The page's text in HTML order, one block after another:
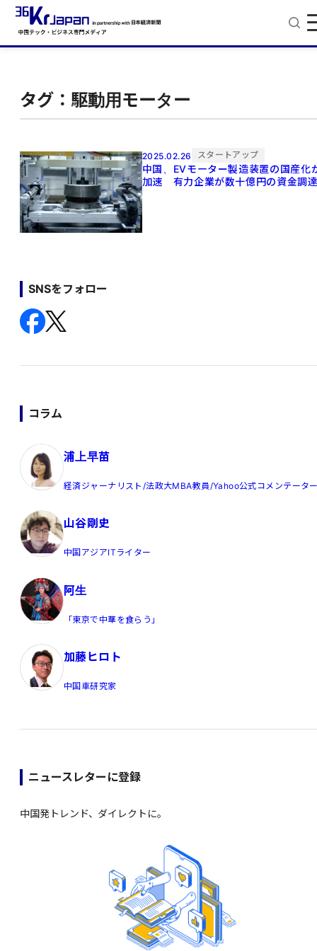
タグ：駆動用モーター
2025.02.26 スタートアップ
中国、EVモーター製造装置の国産化
加速 有力企業が数十億円の資金調
SNSをフォロー
コラム
浦上早苗
経済ジャーナリスト/法政大MBA教員/Yahoo公式コメンテータ
山谷剛史
中国アジアITライター
阿生
「東京で中華を食らう」
加藤ヒロト
中国車研究家
ニュースレターに登録
中国発トレンド、ダイレクトに。